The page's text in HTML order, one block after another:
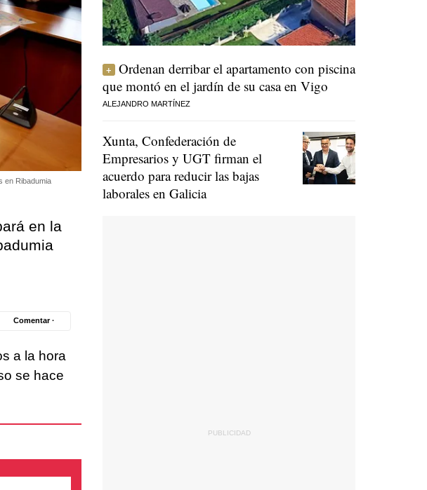
en Ribadumia
en la
Comentar ·
a la hora
se hace
Ordenan derribar el apartamento con piscina
que montó en el jardín de su casa en Vigo
ALEJANDRO MARTÍNEZ
Xunta, Confederación de
Empresarios y UGT firman el
acuerdo para reducir las bajas
laborales en Galicia